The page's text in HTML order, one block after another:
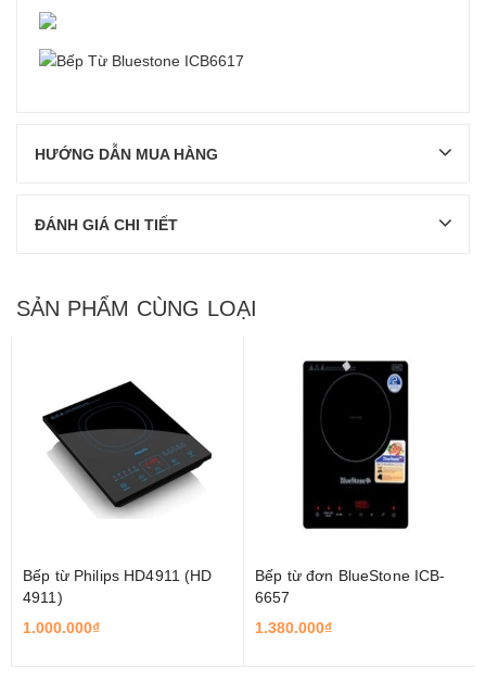
HƯỚNG DẪN MUA HÀNG
ĐÁNH GIÁ CHI TIẾT
SẢN PHẨM CÙNG LOẠI
Bếp từ Philips HD4911 (HD
4911)
1.000.000₫
Bếp từ đơn BlueStone ICB-
6657
1.380.000₫